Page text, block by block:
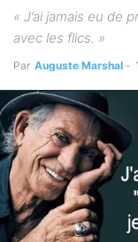
« J’ai jamais eu de
avec les flics. »
Par Auguste Marshal -